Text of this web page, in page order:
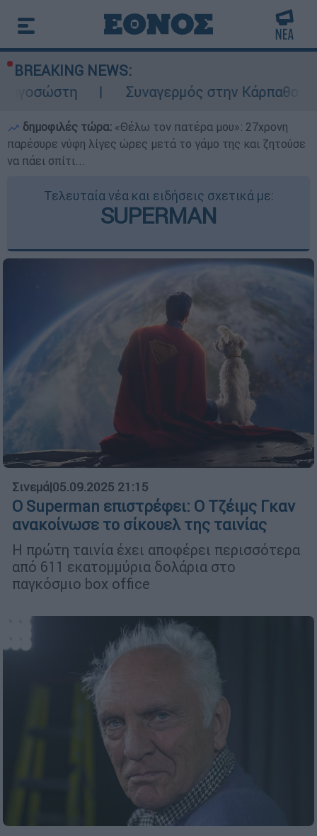
BREAKING NEWS:
Συναγερμός στην Κάρπαθο: Βρέθηκαν
δημοφιλές τώρα: «Θέλω τον πατέρα μου»: 27χρονη
παρέσυρε νύφη λίγες ώρες μετά το γάμο της και ζητούσε
να πάει σπίτι...
Τελευταία νέα και ειδήσεις σχετικά με:
SUPERMAN
Σινεμά|05.09.2025 21:15
Ο Superman επιστρέφει: Ο Τζέιμς Γκαν
ανακοίνωσε το σίκουελ της ταινίας
Η πρώτη ταινία έχει αποφέρει περισσότερα
από 611 εκατομμύρια δολάρια στο
παγκόσμιο box office